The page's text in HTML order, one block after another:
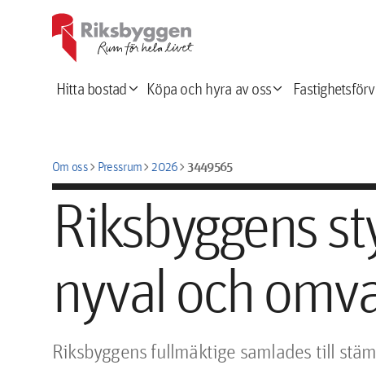
Hitta bostadexpand_more Köpa och hyra av ossexpand_more
Om osschevron_rightPressrumchevron_right2026chevron_right3449565
Riksbyggens
nyval och
Riksbyggens fullmäktige samlades till